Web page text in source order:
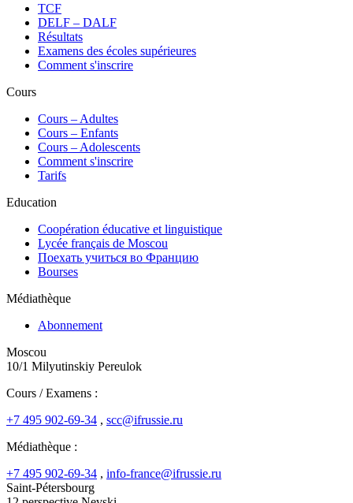
TCF
DELF – DALF
Résultats
Examens des écoles supérieures
Comment s'inscrire
Cours
Сours – Adultes
Cours – Enfants
Cours – Adolescents
Comment s'inscrire
Tarifs
Education
Coopération éducative et linguistique
Lycée français de Moscou
Поехать учиться во Францию
Bourses
Médiathèque
Abonnement
Moscou
10/1 Milyutinskiy Pereulok
Cours / Examens :
+7 495 902-69-34 , scc@ifrussie.ru
Médiathèque :
+7 495 902-69-34 , info-france@ifrussie.ru
Saint-Pétersbourg